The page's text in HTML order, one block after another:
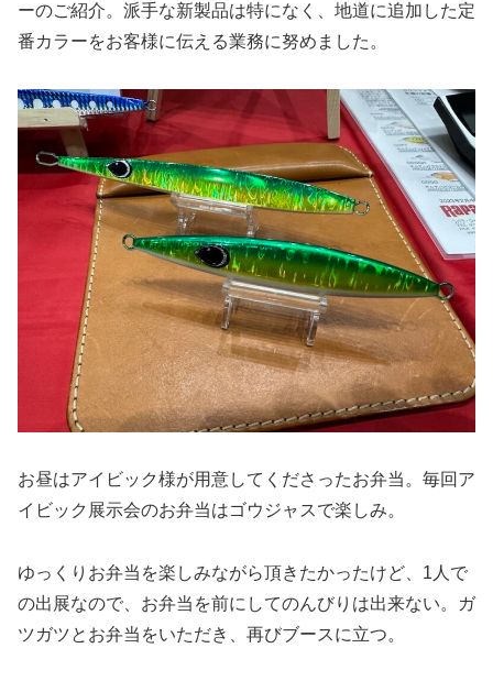
ーのご紹介。派手な新製品は特になく、地道に追加した定
番カラーをお客様に伝える業務に努めました。
お昼はアイビック様が用意してくださったお弁当。毎回ア
イビック展示会のお弁当はゴウジャスで楽しみ。
ゆっくりお弁当を楽しみながら頂きたかったけど、1人で
の出展なので、お弁当を前にしてのんびりは出来ない。ガ
ツガツとお弁当をいただき、再びブースに立つ。